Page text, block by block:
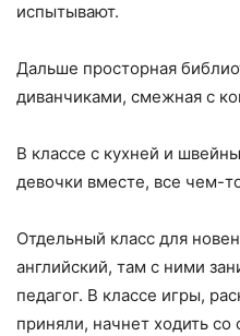
испытывают.
Дальше просторная
диванчиками, смежная с
В классе с кухней и
девочки вместе, все чем-
Отдельный класс для
английский, там с ними
педагог. В классе игры,
приняли, начнет ходить